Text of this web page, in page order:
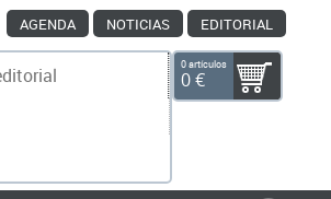
AGENDA NOTICIAS EDITORIAL
0 artículos
0 €